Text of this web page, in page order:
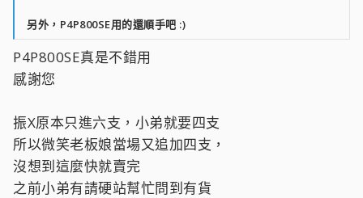
另外，P4P800SE用的還順手吧 :)
P4P800SE真是不錯用
感謝您
振X原本只進六支，小弟就要四支
所以微笑老板娘當場又追加四支，
沒想到這麼快就賣完
之前小弟有請硬站幫忙問到有貨